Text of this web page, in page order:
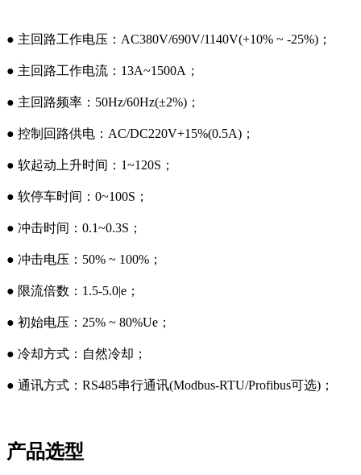
● 主回路工作电压：AC380V/690V/1140V(+10% ~ -25%)；
● 主回路工作电流：13A~1500A；
● 主回路频率：50Hz/60Hz(±2%)；
● 控制回路供电：AC/DC220V+15%(0.5A)；
● 软起动上升时间：1~120S；
● 软停车时间：0~100S；
● 冲击时间：0.1~0.3S；
● 冲击电压：50% ~ 100%；
● 限流倍数：1.5-5.0|e；
● 初始电压：25% ~ 80%Ue；
● 冷却方式：自然冷却；
● 通讯方式：RS485串行通讯(Modbus-RTU/Profibus可选)；
产品选型